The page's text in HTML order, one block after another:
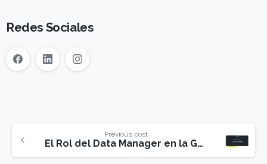
Redes Sociales
Previous post
El Rol del Data Manager en la Gestión de Datos